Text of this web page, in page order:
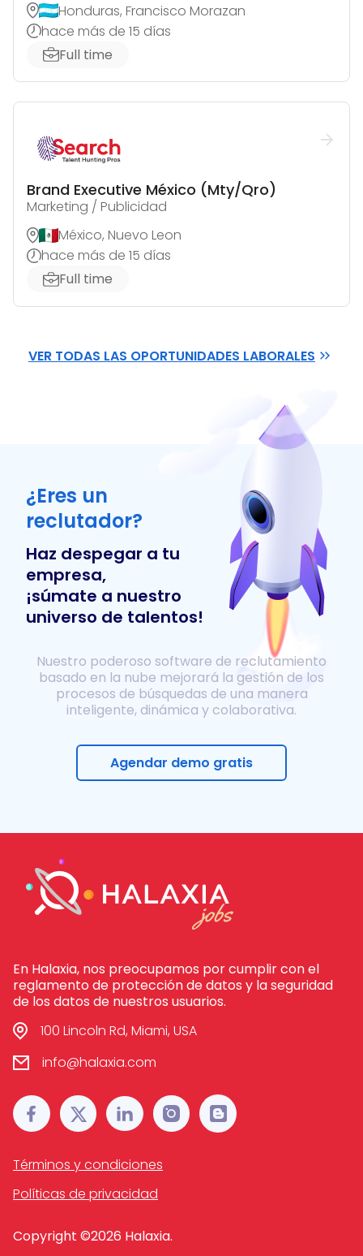
Honduras, Francisco Morazan
hace más de 15 días
Full time
Brand Executive México (Mty/Qro)
Marketing / Publicidad
México, Nuevo Leon
hace más de 15 días
Full time
VER TODAS LAS OPORTUNIDADES LABORALES
¿Eres un
reclutador?
Haz despegar a tu
empresa,
¡súmate a nuestro
universo de talentos!
Nuestro poderoso software de reclutamiento
basado en la nube mejorará la gestión de los
procesos de búsquedas de una manera
inteligente, dinámica y colaborativa.
Agendar demo gratis
En Halaxia, nos preocupamos por cumplir con el
reglamento de protección de datos y la seguridad
de los datos de nuestros usuarios.
100 Lincoln Rd, Miami, USA
info@halaxia.com
Términos y condiciones
Políticas de privacidad
Copyright ©2026 Halaxia.